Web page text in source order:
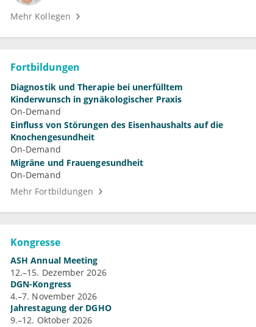
Mehr Kollegen
Fortbildungen
Diagnostik und Therapie bei unerfülltem
Kinderwunsch in gynäkologischer Praxis
On-Demand
Einfluss von Störungen des Eisenhaushalts auf die
Knochengesundheit
On-Demand
Migräne und Frauengesundheit
On-Demand
Mehr Fortbildungen
Kongresse
ASH Annual Meeting
12.–15. Dezember 2026
DGN-Kongress
4.–7. November 2026
Jahrestagung der DGHO
9.–12. Oktober 2026